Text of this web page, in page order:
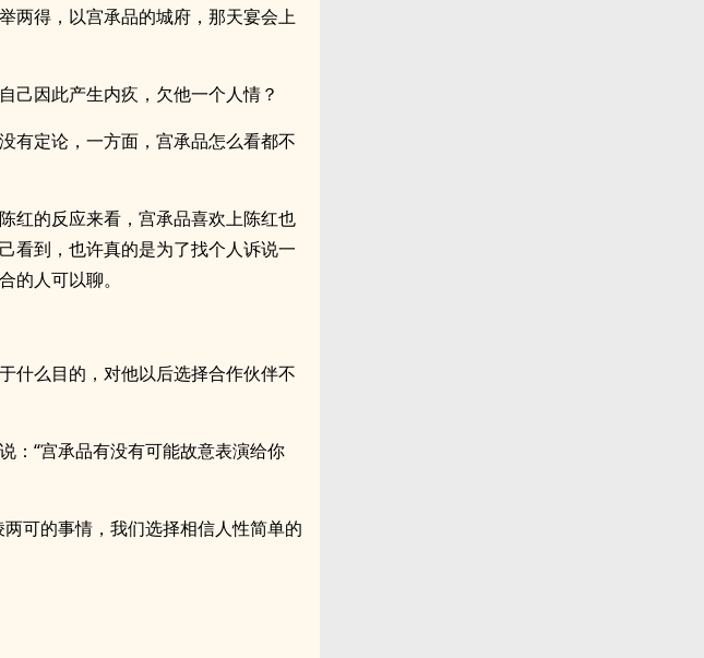
两得，以宫承品的城府，那天宴会上
己因此产生内疚，欠他一个人情？
有定论，一方面，宫承品怎么看都不
红的反应来看，宫承品喜欢上陈红也
看到，也许真的是为了找个人诉说一
的人可以聊。
什么目的，对他以后选择合作伙伴不
：“宫承品有没有可能故意表演给你
可的事情，我们选择相信人性简单的